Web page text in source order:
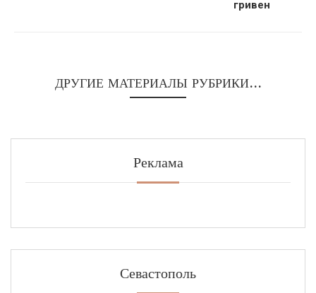
гривен
ДРУГИЕ МАТЕРИАЛЫ РУБРИКИ...
Реклама
Севастополь